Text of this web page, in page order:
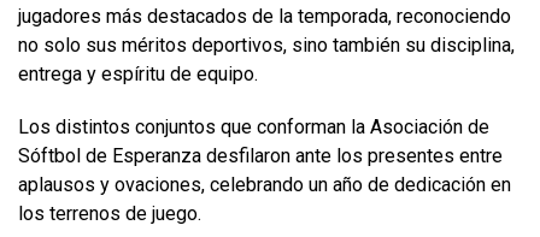
jugadores más destacados de la temporada, reconociendo
no solo sus méritos deportivos, sino también su disciplina,
entrega y espíritu de equipo.
Los distintos conjuntos que conforman la Asociación de
Sóftbol de Esperanza desfilaron ante los presentes entre
aplausos y ovaciones, celebrando un año de dedicación en
los terrenos de juego.